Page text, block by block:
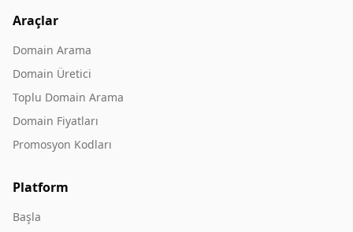
Araçlar
Domain Arama
Domain Üretici
Toplu Domain Arama
Domain Fiyatları
Promosyon Kodları
Platform
Başla